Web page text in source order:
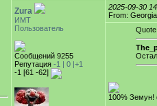
Zura
ИМТ
Пользователь
Сообщений 9255
Репутация -1 | 0 |+1
-1 [61 -62]
2025-09-30
From: Georgia
Quote
100% Земун!